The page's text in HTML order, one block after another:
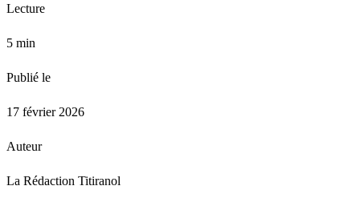
Lecture
5 min
Publié le
17 février 2026
Auteur
La Rédaction Titiranol